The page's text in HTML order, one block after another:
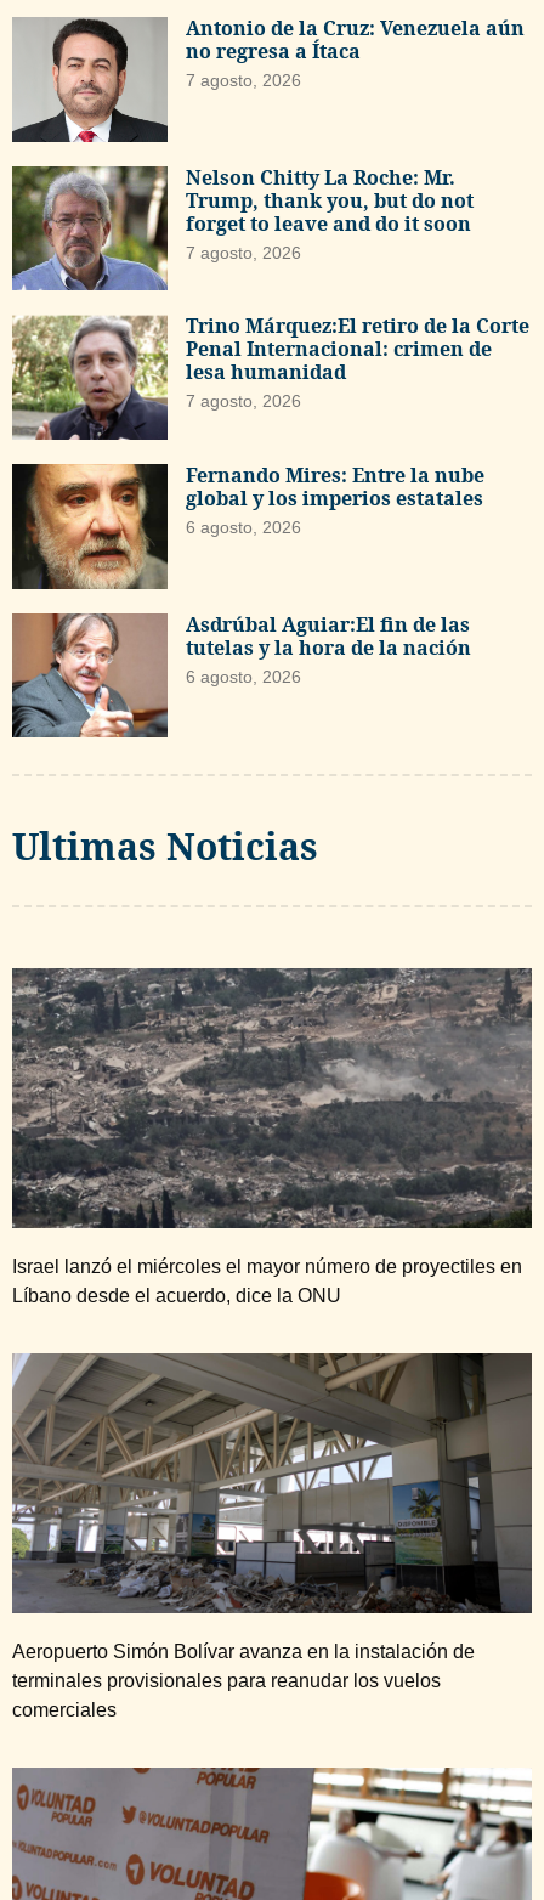
Antonio de la Cruz: Venezuela aún
no regresa a Ítaca
7 agosto, 2026
Nelson Chitty La Roche: Mr.
Trump, thank you, but do not
forget to leave and do it soon
7 agosto, 2026
Trino Márquez:El retiro de la Corte
Penal Internacional: crimen de
lesa humanidad
7 agosto, 2026
Fernando Mires: Entre la nube
global y los imperios estatales
6 agosto, 2026
Asdrúbal Aguiar:El fin de las
tutelas y la hora de la nación
6 agosto, 2026
Ultimas Noticias
Israel lanzó el miércoles el mayor número de proyectiles en
Líbano desde el acuerdo, dice la ONU
Aeropuerto Simón Bolívar avanza en la instalación de
terminales provisionales para reanudar los vuelos
comerciales